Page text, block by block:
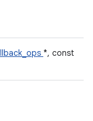
*, const